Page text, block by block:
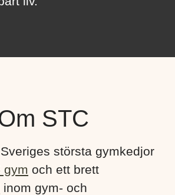
STC
största gymkedjor
gym och ett brett
inom gym- och